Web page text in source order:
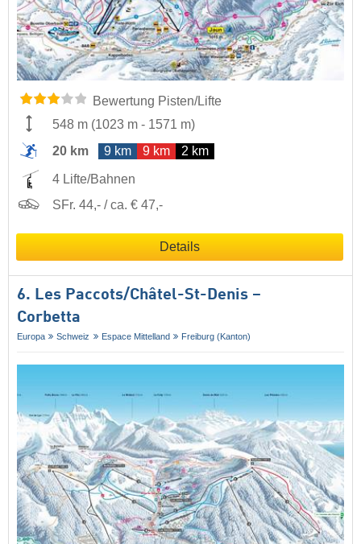
Bewertung Pisten/Lifte
548 m (1023 m - 1571 m)
20 km
9 km 9 km 2 km
4 Lifte/Bahnen
SFr. 44,- / ca. € 47,-
Details
6. Les Paccots/​Châtel-St-Denis –
Corbetta
Europa Schweiz Espace Mittelland Freiburg (Kanton)